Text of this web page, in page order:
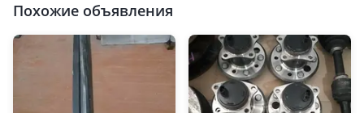
Похожие объявления